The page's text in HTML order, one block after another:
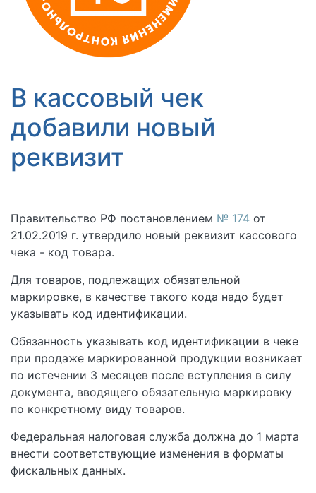
В кассовый чек
добавили новый
реквизит
Правительство РФ постановлением № 174 от
21.02.2019 г. утвердило новый реквизит кассового
чека - код товара.
Для товаров, подлежащих обязательной
маркировке, в качестве такого кода надо будет
указывать код идентификации.
Обязанность указывать код идентификации в чеке
при продаже маркированной продукции возникает
по истечении 3 месяцев после вступления в силу
документа, вводящего обязательную маркировку
по конкретному виду товаров.
Федеральная налоговая служба должна до 1 марта
внести соответствующие изменения в форматы
фискальных данных.